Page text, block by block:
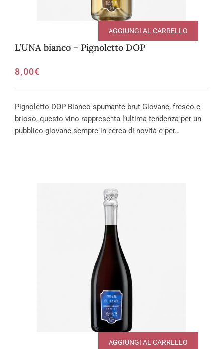
L’UNA bianco – Pignoletto DOP
8,00€
AGGIUNGI AL CARRELLO
Pignoletto DOP Bianco spumante brut Giovane, fresco e
brioso, questo vino rappresenta l’ultima tendenza per un
pubblico giovane sempre in cerca di novità e per…
AGGIUNGI AL CARRELLO